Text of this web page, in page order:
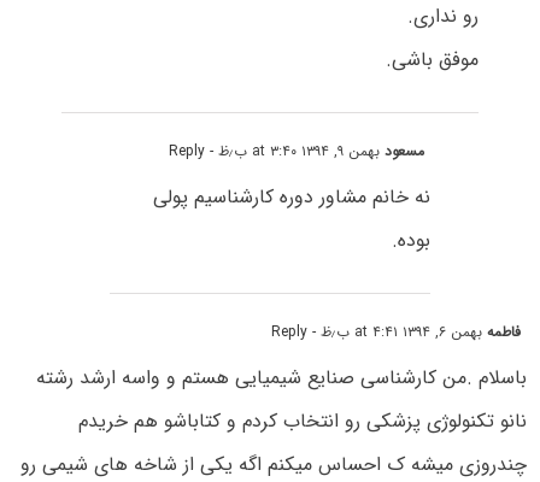
رو نداری.
موفق باشی.
مسعودبهمن ۹, ۱۳۹۴ at ۳:۴۰ ب٫ظ - Reply
نه خانم مشاور دوره کارشناسیم پولی
بوده.
فاطمهبهمن ۶, ۱۳۹۴ at ۴:۴۱ ب٫ظ - Reply
باسلام .من کارشناسی صنایع شیمیایی هستم و واسه ارشد رشته
نانو تکنولوژی پزشکی رو انتخاب کردم و کتاباشو هم خریدم
چندروزی میشه ک احساس میکنم اگه یکی از شاخه های شیمی رو